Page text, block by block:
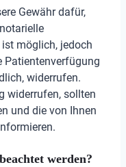
Gewähr dafür,
möglich, jedoch
Patientenverfügung
widerrufen.
widerrufen, sollten
und die von Ihnen
werden?